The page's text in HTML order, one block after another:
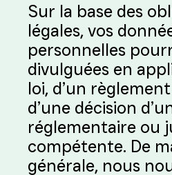
Sur la base des
légales, vos
personnelles
divulguées en
loi, d’un
d’une décision
réglementaire ou
compétente. De
générale, nous